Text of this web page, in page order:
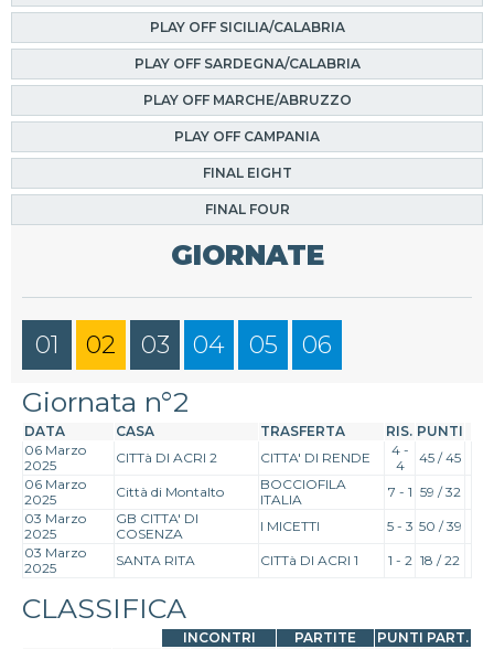
PLAY OFF SICILIA/CALABRIA
PLAY OFF SARDEGNA/CALABRIA
PLAY OFF MARCHE/ABRUZZO
PLAY OFF CAMPANIA
FINAL EIGHT
FINAL FOUR
GIORNATE
01 02 03 04 05 06
Giornata n°2
DATA CASA TRASFERTA RIS. PUNTI
06 Marzo
2025
CITTà DI ACRI 2 CITTA' DI RENDE
4 -
4
45 / 45
06 Marzo
2025
Città di Montalto
BOCCIOFILA
ITALIA
7 - 1 59 / 32
03 Marzo
2025
GB CITTA' DI
COSENZA
I MICETTI 5 - 3 50 / 39
03 Marzo
2025
SANTA RITA CITTà DI ACRI 1 1 - 2 18 / 22
CLASSIFICA
INCONTRI PARTITE
PUNTI PART.